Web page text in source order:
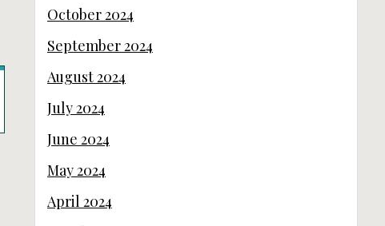
October 2024
September 2024
August 2024
July 2024
June 2024
May 2024
April 2024